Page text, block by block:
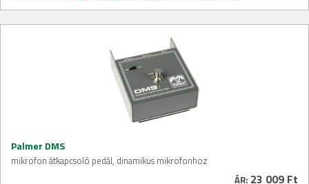
Palmer DMS
mikrofon átkapcsoló pedál, dinamikus mikrofonhoz
ÁR: 23 009 Ft